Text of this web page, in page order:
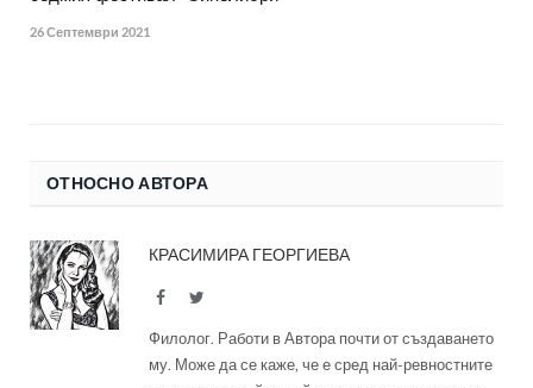
26 Септември 2021
ОТНОСНО АВТОРА
КРАСИМИРА ГЕОРГИЕВА
FacebookTwitter
Филолог. Работи в Автора почти от създаването
му. Може да се каже, че е сред най-ревностните